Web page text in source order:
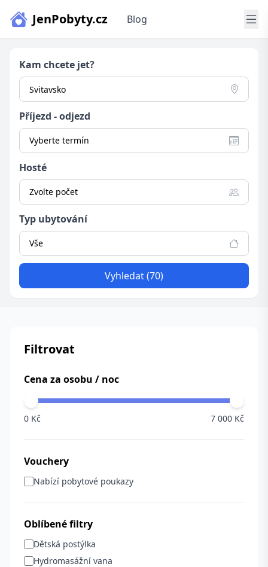
JenPobyty.cz Blog
Kam chcete jet?
Příjezd - odjezd
Vyberte termín
Hosté
Zvolte počet
Typ ubytování
Vše
Vyhledat (70)
Filtrovat
Cena za osobu / noc
0 Kč 7 000 Kč
Vouchery
Nabízí pobytové poukazy
Oblíbené filtry
Dětská postýlka
Hydromasážní vana